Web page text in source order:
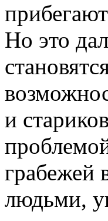
Но это
и
грабежей
людьми,